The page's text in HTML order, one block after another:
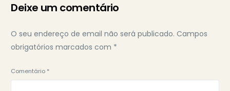
Deixe um comentário
O seu endereço de email não será publicado. Campos
obrigatórios marcados com *
Comentário *